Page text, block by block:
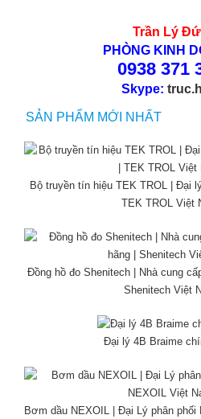
Trần Lý
PHÒNG KINH
0938 371
Skype:
SẢN PHẨM MỚI NHẤT
Bộ truyền tín hiệu TEK TROL | Đại
TEK TROL Việt
Đồng hồ đo Shenitech | Nhà cung
Shenitech Việt
Đại lý 4B Braime
Bơm dầu NEXOIL | Đại Lý phân phối